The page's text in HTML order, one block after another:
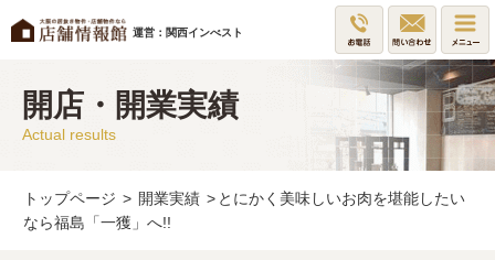
運営：関西インべスト
開店・開業実績
Actual results
トップページ > 開業実績 > とにかく美味しいお肉を堪能したい
なら福島「一獲」へ!!